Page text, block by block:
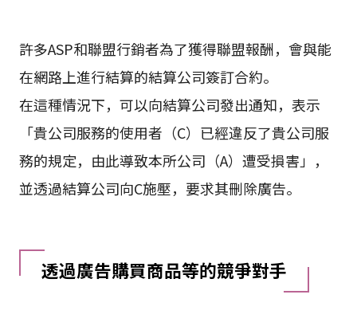
許多ASP和聯盟行銷者為了獲得聯盟報酬，會與能
在網路上進行結算的結算公司簽訂合約。
在這種情況下，可以向結算公司發出通知，表示
「貴公司服務的使用者（C）已經違反了貴公司服
務的規定，由此導致本所公司（A）遭受損害」，
並透過結算公司向C施壓，要求其刪除廣告。
透過廣告購買商品等的競爭對手